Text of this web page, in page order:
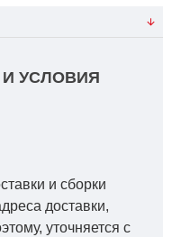
УСЛОВИЯ
и сборки
доставки,
уточняется с